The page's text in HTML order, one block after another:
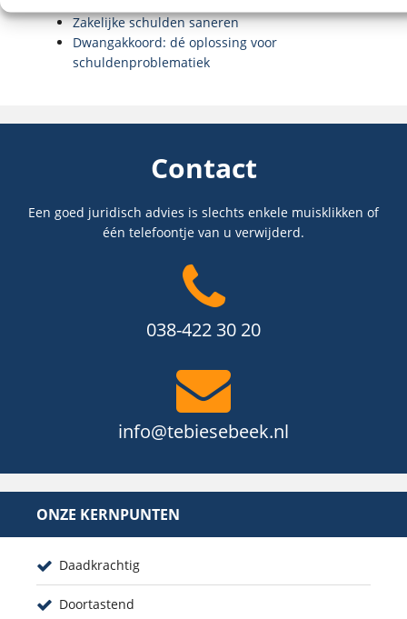
Zakelijke schulden saneren
Dwangakkoord: dé oplossing voor
schuldenproblematiek
Contact
Een goed juridisch advies is slechts enkele muisklikken of
één telefoontje van u verwijderd.
038-422 30 20
info@tebiesebeek.nl
ONZE KERNPUNTEN
Daadkrachtig
Doortastend